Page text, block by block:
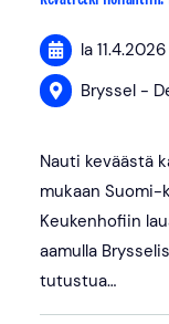
la 11.4.2026
Bryssel -
Nauti keväästä
mukaan
Keukenhofiin
aamulla
tutustua…